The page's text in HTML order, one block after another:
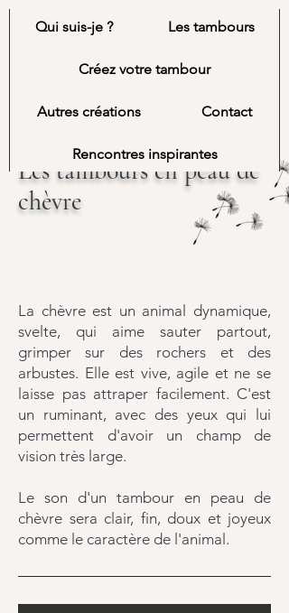
Les Bois de
Cèd
Qui suis-je ? Les tambours
Créez votre tambour
Autres créations Contact
Rencontres inspirantes
Les tambours en peau de
chèvre
La chèvre est un animal dynamique,
svelte, qui aime sauter partout,
grimper sur des rochers et des
arbustes. Elle est vive, agile et ne se
laisse pas attraper facilement. C'est
un ruminant, avec des yeux qui lui
permettent d'avoir un champ de
vision très large.
Le son d'un tambour en peau de
chèvre sera clair, fin, doux et joyeux
comme le caractère de l'animal.